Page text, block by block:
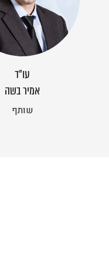
עו״ד
אמיר בשה
שותף